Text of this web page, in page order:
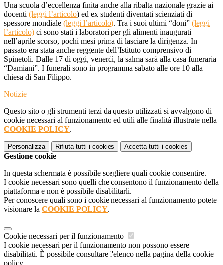
Una scuola d’eccellenza finita anche alla ribalta nazionale grazie ai
docenti (leggi l’articolo) ed ex studenti diventati scienziati di
spessore mondiale (leggi l’articolo). Tra i suoi ultimi “doni” (leggi
l’articolo) ci sono stati i laboratori per gli alimenti inaugurati
nell’aprile scorso, pochi mesi prima di lasciare la dirigenza. In
passato era stata anche reggente dell’Istituto comprensivo di
Spinetoli. Dalle 17 di oggi, venerdì, la salma sarà alla casa funeraria
“Damiani”. I funerali sono in programma sabato alle ore 10 alla
chiesa di San Filippo.
Notizie
Questo sito o gli strumenti terzi da questo utilizzati si avvalgono di
cookie necessari al funzionamento ed utili alle finalità illustrate nella
COOKIE POLICY.
Personalizza Rifiuta tutti i cookies Accetta tutti i cookies
Gestione cookie
In questa schermata è possibile scegliere quali cookie consentire.
I cookie necessari sono quelli che consentono il funzionamento della
piattaforma e non è possibile disabilitarli.
Per conoscere quali sono i cookie necessari al funzionamento potete
visionare la COOKIE POLICY.
Cookie necessari per il funzionamento
I cookie necessari per il funzionamento non possono essere
disabilitati. È possibile consultare l'elenco nella pagina della cookie
policy.